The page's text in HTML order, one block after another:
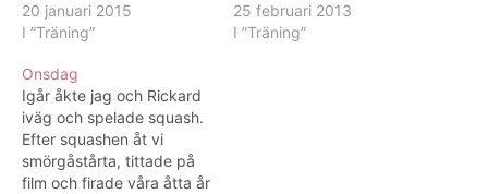
riktigt hårt. Vi båda hade
mycket att ge så vi kunde
Bästa passet nånsin i just
den här träningsformen.
Kanske det var avgörande
att vi valde en bana…
20 januari 2015
I ”Träning”
konditionsövningar
Måndag: Squash Tisdag:
25 februari 2013
I ”Träning”
Onsdag
Igår åkte jag och Rickard
iväg och spelade squash.
Efter squashen åt vi
smörgåstårta, tittade på
film och firade våra åtta år